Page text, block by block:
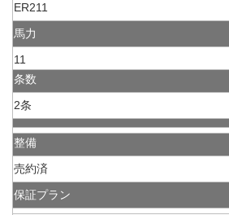
ER211
馬力
11
条数
2条
整備
売約済
保証プラン